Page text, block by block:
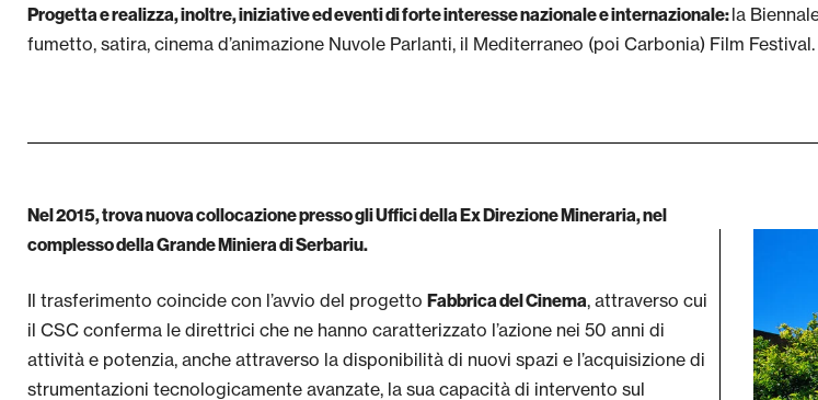
Progetta e realizza, inoltre, iniziative ed eventi di forte interesse nazionale e internazionale:la
fumetto, satira, cinema d’animazione Nuvole Parlanti, il Mediterraneo (poi Carbonia) Film Festival.
Nel 2015, trova nuova collocazione presso gli Uffici della Ex Direzione Mineraria, nel
complesso della Grande Miniera di Serbariu.
Il trasferimento coincide con l’avvio del progetto Fabbrica del Cinema, attraverso cui
il CSC conferma le direttrici che ne hanno caratterizzato l’azione nei 50 anni di
attività e potenzia, anche attraverso la disponibilità di nuovi spazi e l’acquisizione di
strumentazioni tecnologicamente avanzate, la sua capacità di intervento sul